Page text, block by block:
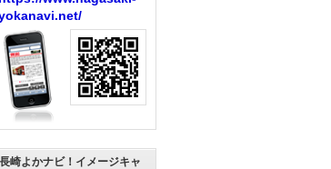
長崎よかナビ！イメージキャ